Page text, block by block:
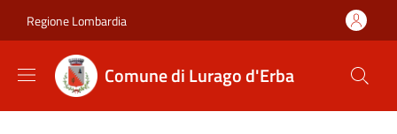
Regione Lombardia
Comune di Lurago d'Erba